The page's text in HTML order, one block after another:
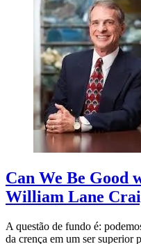
Can We Be Good
William Lane
A questão de fundo é:
da crença em um ser superior